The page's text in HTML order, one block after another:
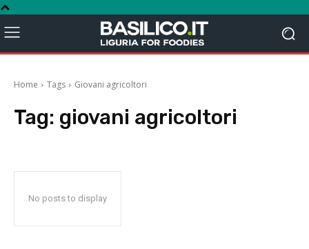
Home Tags Giovani agricoltori
Tag: giovani agricoltori
No posts to display